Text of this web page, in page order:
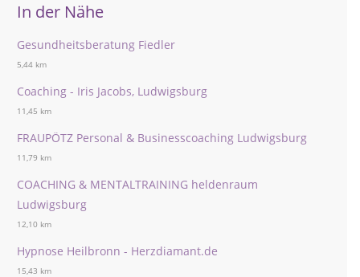
In der Nähe
Gesundheitsberatung Fiedler
5,44 km
Coaching - Iris Jacobs, Ludwigsburg
11,45 km
FRAUPÖTZ Personal & Businesscoaching Ludwigsburg
11,79 km
COACHING & MENTALTRAINING heldenraum
Ludwigsburg
12,10 km
Hypnose Heilbronn - Herzdiamant.de
15,43 km